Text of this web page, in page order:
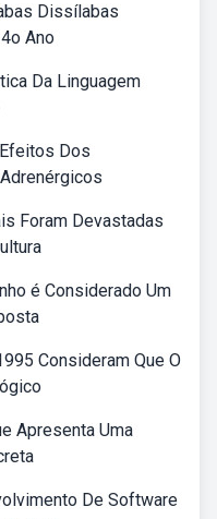
Dissílabas
Ano
Da Linguagem
Dos
Foram Devastadas
é Considerado Um
Consideram Que O
Apresenta Uma
De Software